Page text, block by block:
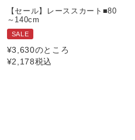
【セール】レーススカート■80
～140cm
SALE
¥3,630のところ
¥2,178税込